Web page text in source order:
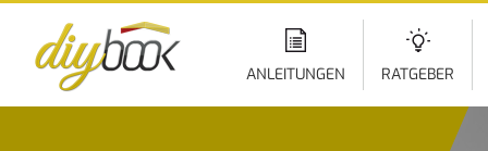
ANLEITUNGEN RATGEBER